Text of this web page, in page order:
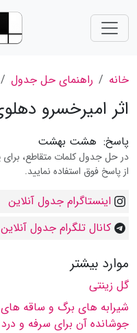
خانه راهنمای حل جدول
اثر امیرخسرو
پاسخ: هشت بهشت
در حل جدول کلمات متقاطع،
از پاسخ فوق استفاده نمایید.
اینستاگرام جدول آنلاین
کانال تلگرام جدول آنلاین
موارد بیشتر
گل زینتی
شیرابه های برگ و ساقه های
جوشانده آن برای سرفه و